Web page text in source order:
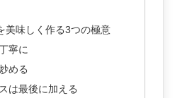
美味しく作る3つの極意
寧に
める
は最後に加える